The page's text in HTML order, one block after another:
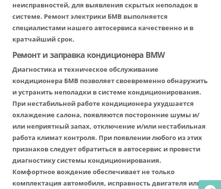
неисправностей, для выявления скрытых неполадок в
системе. Ремонт электрики БМВ выполняется
специалистами нашего автосервиса качественно и в
кратчайший срок.
Ремонт и заправка кондиционера BMW
Диагностика и техническое обслуживание
кондиционера БМВ позволяет своевременно обнаружить
и устранить неполадки в системе кондиционирования.
При нестабильной работе кондиционера ухудшается
охлаждение салона, появляются посторонние шумы и/
или неприятный запах, отключение и/или нестабильная
работа климат контроля. При появлении любого из этих
признаков следует обратиться в автосервис и провести
диагностику системы кондиционирования.
Комфортное вождение обеспечивает не только
комплектация автомобиля, исправность двигателя или